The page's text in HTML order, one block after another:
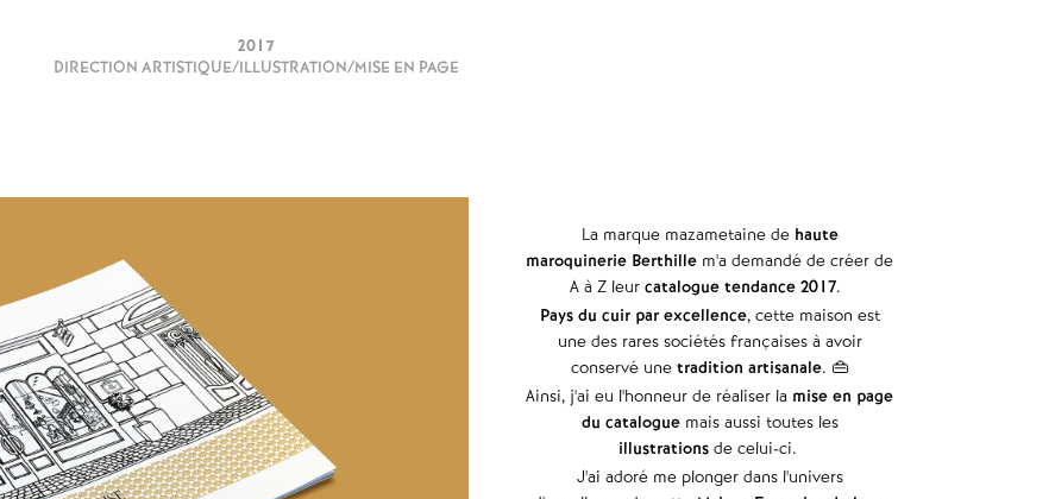
2017
DIRECTION ARTISTIQUE/ILLUSTRATION/MISE EN PAGE
La marque mazametaine de haute
maroquinerie Berthille m'a demandé de créer de
A à Z leur catalogue tendance 2017.
Pays du cuir par excellence, cette maison est
une des rares sociétés françaises à avoir
conservé une tradition artisanale. 👜
Ainsi, j'ai eu l'honneur de réaliser la mise en page
du cataloguemais aussi toutes les
illustrationsde celui-ci.
J'ai adoré me plonger dans l'univers